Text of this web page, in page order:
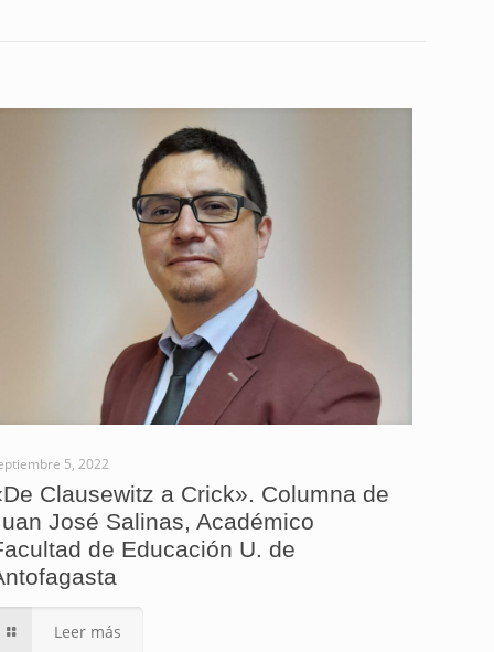
5, 2022
Clausewitz a Crick». Columna de
José Salinas, Académico
de Educación U. de
Leer más